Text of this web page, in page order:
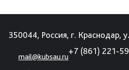
350044, Россия, г. Краснодар,
mail@kubsau.ru
+7 (861) 221-